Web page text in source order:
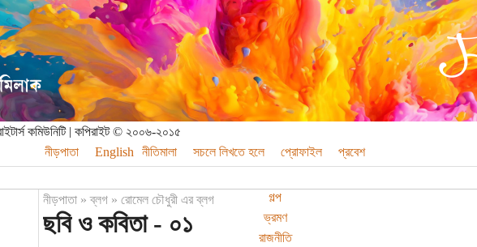
কমিউনিটি | কপিরাইট © ২০০৬-২০১৫
নীড়পাতা
English নীতিমালা সচলে লিখতে হলে প্রোফাইল প্রবেশ
গল্প
ভ্রমণ
রাজনীতি
নীড়পাতা»ব্লগ» রোমেল চৌধুরী এর ব্লগ
ছবি ও কবিতা - ০১